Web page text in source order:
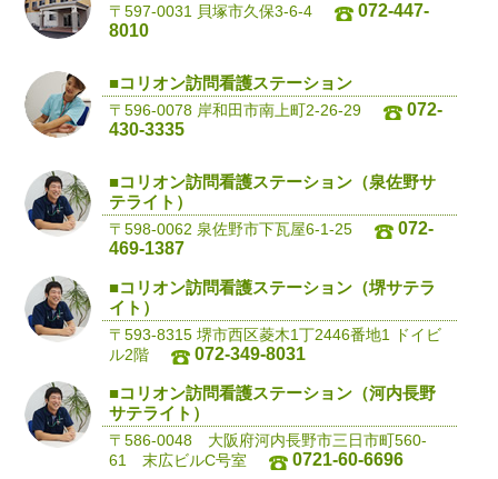
〒597-0031 貝塚市久保3-6-4
072-447-
8010
■コリオン訪問看護ステーション
〒596-0078 岸和田市南上町2-26-29
072-
430-3335
■コリオン訪問看護ステーション（泉佐野サ
テライト）
〒598-0062 泉佐野市下瓦屋6-1-25
072-
469-1387
■コリオン訪問看護ステーション（堺サテラ
イト）
〒593-8315 堺市西区菱木1丁2446番地1 ドイビ
ル2階
072-349-8031
■コリオン訪問看護ステーション（河内長野
サテライト）
〒586-0048 大阪府河内長野市三日市町560-
61 末広ビルC号室
0721-60-6696